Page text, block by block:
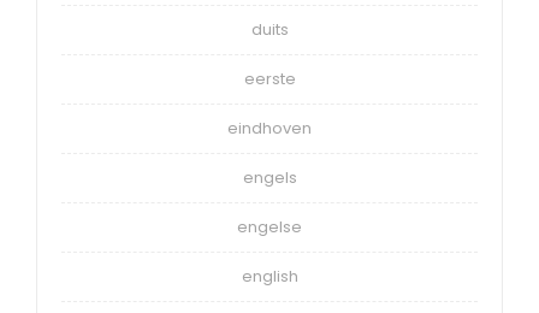
duits
eerste
eindhoven
engels
engelse
english